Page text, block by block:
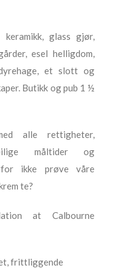
keramikk, glass gjør,
esel helligdom,
et slott og
Butikk og pub 1 ½
alle rettigheter,
måltider og
ikke prøve våre
​​te?
frittliggende